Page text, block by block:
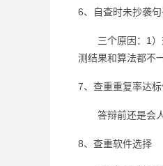
6、自查时未抄袭句
三个原因：1）查
测结果和算法都不
7、查重重复率达标
答辩前还是会人
8、查重软件选择